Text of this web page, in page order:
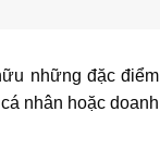
những đặc điểm
nhân hoặc doanh